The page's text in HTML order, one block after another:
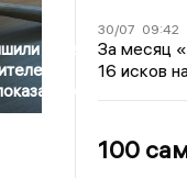
прав
с
30/07 09:42
За месяц
16 исков
100